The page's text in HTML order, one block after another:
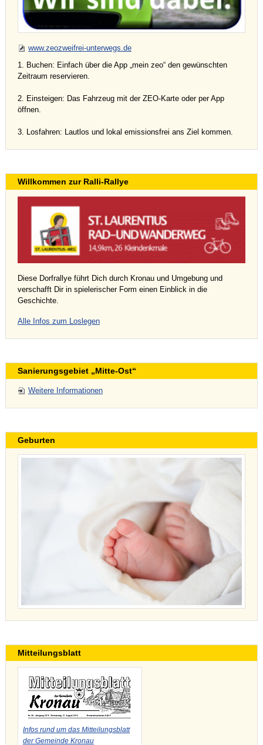
www.zeozweifrei-unterwegs.de
1. Buchen: Einfach über die App „mein zeo“ den gewünschten
Zeitraum reservieren.
2. Einsteigen: Das Fahrzeug mit der ZEO-Karte oder per App
öffnen.
3. Losfahren: Lautlos und lokal emissionsfrei ans Ziel kommen.
Willkommen zur Ralli-Rallye
Diese Dorfrallye führt Dich durch Kronau und Umgebung und
verschafft Dir in spielerischer Form einen Einblick in die
Geschichte.
Alle Infos zum Loslegen
Sanierungsgebiet „Mitte-Ost“
Weitere Informationen
Geburten
Mitteilungsblatt
Infos rund um das Mitteilungsblatt
der Gemeinde Kronau